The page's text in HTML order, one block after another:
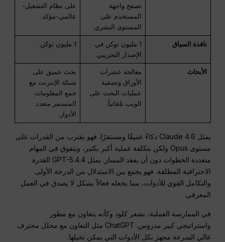
تصفح واجهة
المستخدم على
المستوى البشري.
على نظام التشغيل-
عالمي-مؤكد.
نافذة السياق
1 مليون توكن في
الإصدار التجريبي.
1 مليون توكن .
الأبحاث
معالجة عشرات
الأوراق وتصفية
عمليات البحث على
الويب تلقائياً.
بحث عميق على
شبكة الإنترنت مع
جمع المعلومات
المستمر متعدد
الأدوار .
يمثل Claude 4.6 ذكاءً عميقًا ومستقرًا. فهو يقترب من القدرات على
مستوى Opus ولكن بتكلفة عملية أكبر بكثير، ويتفوق في المهام
متعددة الخطوات دون أن يفقد المسار. يمثل GPT-5.4.4 القدرة
الاحترافية المطلقة. فهو يجمع بين الاستدلال من الدرجة الأولى
والتكامل القوي للأدوات، مما يجعله فعالاً بشكل لا يصدق في العمل
المعرفي.
في الممارسة العملية، يشعر كلود وكأنه يتعاون مع مطور
واستراتيجي كبير مدروس
. ChatGPT مثل التعاون مع محلل محترف
عالي السرعة مجهز بكل الأدوات التي يمكن تخيلها.